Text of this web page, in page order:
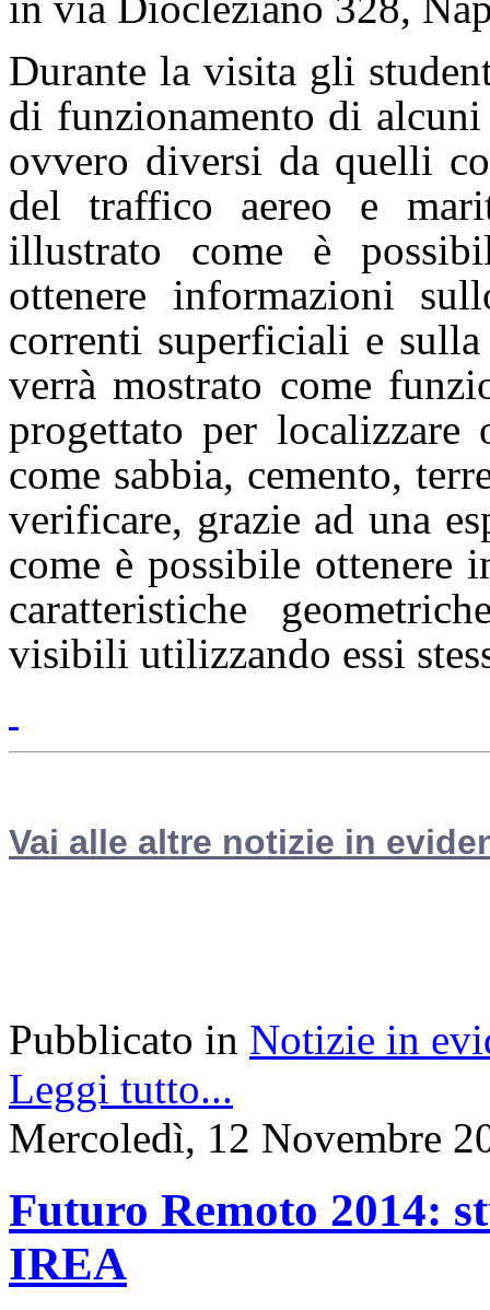
Durante la visita gli
di funzionamento di
ovvero diversi da quelli
del traffico aereo e
illustrato come è
ottenere informazioni
correnti superficiali e
verrà mostrato come
progettato per
come sabbia, cemento,
verificare, grazie ad una
come è possibile ottenere
caratteristiche
visibili utilizzando essi
Vai alle altre notizie in
Pubblicato in Notizie in
Leggi tutto...
Mercoledì, 12 Novembre
Futuro Remoto 2014:
IREA